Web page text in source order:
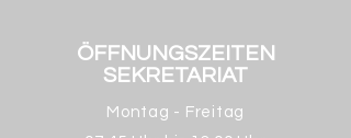
ÖFFNUNGSZEITEN
SEKRETARIAT
Montag - Freitag